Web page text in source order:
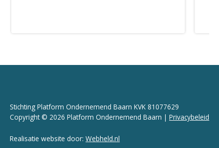
Stichting Platform Ondernemend Baarn KVK 81077629
Copyright © 2026 Platform Ondernemend Baarn | Privacybeleid
Realisatie website door: Webheld.nl